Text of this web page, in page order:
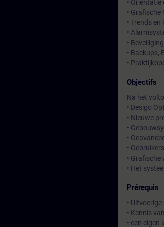
•
• Grafische
• Trends
•
•
• Backups,
•
Objectifs
Na het
• Desigo
• Nieuwe
•
•
•
•
• Het
Prérequis
•
• Kennis
• een